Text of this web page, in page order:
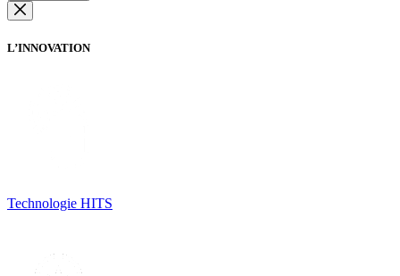
L’INNOVATION
Technologie HITS